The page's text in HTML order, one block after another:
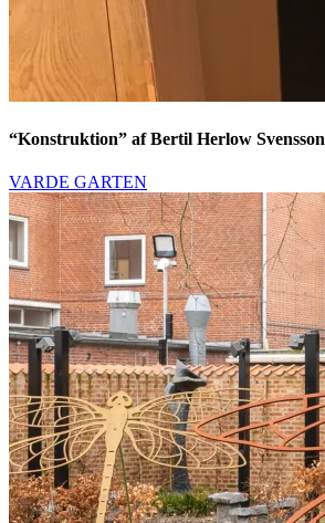
“Konstruktion” af Bertil Herlow Svensson
VARDE GARTEN